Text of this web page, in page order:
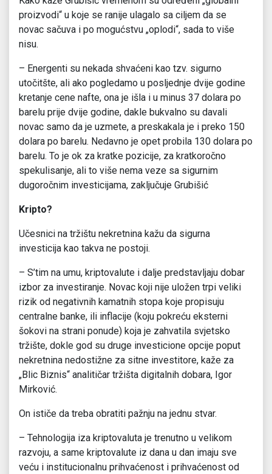
proizvodi“ u koje se ranije ulagalo sa ciljem da se
novac sačuva i po mogućstvu „oplodi“, sada to više
nisu.
– Energenti su nekada shvaćeni kao tzv. sigurno
utočitšte, ali ako pogledamo u posljednje dvije godine
kretanje cene nafte, ona je išla i u minus 37 dolara po
barelu prije dvije godine, dakle bukvalno su davali
novac samo da je uzmete, a preskakala je i preko 150
dolara po barelu. Nedavno je opet probila 130 dolara po
barelu. To je ok za kratke pozicije, za kratkoročno
spekulisanje, ali to više nema veze sa sigurnim
dugoročnim investicijama, zaključuje Grubišić
Kripto?
Učesnici na tržištu nekretnina kažu da sigurna
investicija kao takva ne postoji.
– S’tim na umu, kriptovalute i dalje predstavljaju dobar
izbor za investiranje. Novac koji nije uložen trpi veliki
rizik od negativnih kamatnih stopa koje propisuju
centralne banke, ili inflacije (koju pokreću eksterni
šokovi na strani ponude) koja je zahvatila svjetsko
tržište, dokle god su druge investicione opcije poput
nekretnina nedostižne za sitne investitore, kaže za
„Blic Biznis“ analitičar tržišta digitalnih dobara, Igor
Mirković.
On ističe da treba obratiti pažnju na jednu stvar.
– Tehnologija iza kriptovaluta je trenutno u velikom
razvoju, a same kriptovalute iz dana u dan imaju sve
veću i institucionalnu prihvaćenost i prihvaćenost od